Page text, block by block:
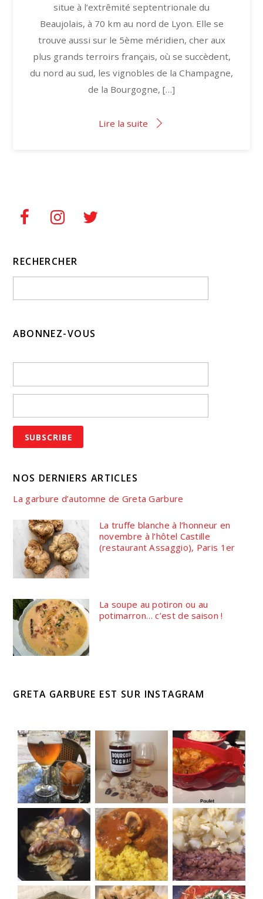
situe à l’extrêmité septentrionale du
Beaujolais, à 70 km au nord de Lyon. Elle se
trouve aussi sur le 5ème méridien, cher aux
plus grands terroirs français, où se succèdent,
du nord au sud, les vignobles de la Champagne,
de la Bourgogne, […]
Lire la suite
RECHERCHER
ABONNEZ-VOUS
NOS DERNIERS ARTICLES
La garbure d’automne de Greta Garbure
La truffe blanche à l’honneur en
novembre à l’hôtel Castille
(restaurant Assaggio), Paris 1er
La soupe au potiron ou au
potimarron… c’est de saison !
GRETA GARBURE EST SUR INSTAGRAM